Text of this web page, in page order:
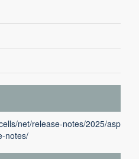
net/release-notes/2025/asp
notes/